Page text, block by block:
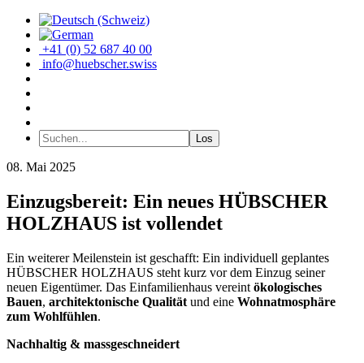
+41 (0) 52 687 40 00
info@huebscher.swiss
08. Mai 2025
Einzugsbereit: Ein neues HÜBSCHER
HOLZHAUS ist vollendet
Ein weiterer Meilenstein ist geschafft: Ein individuell geplantes
HÜBSCHER HOLZHAUS steht kurz vor dem Einzug seiner
neuen Eigentümer. Das Einfamilienhaus vereint ökologisches
Bauen, architektonische Qualität und eine Wohnatmosphäre
zum Wohlfühlen.
Nachhaltig & massgeschneidert